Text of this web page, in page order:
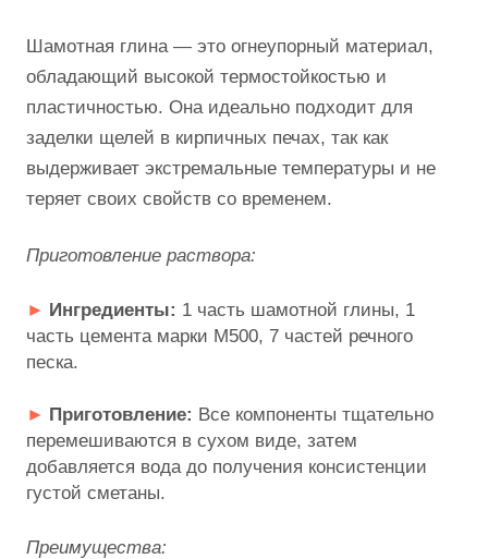
Шамотная глина — это огнеупорный материал,
обладающий высокой термостойкостью и
пластичностью. Она идеально подходит для
заделки щелей в кирпичных печах, так как
выдерживает экстремальные температуры и не
теряет своих свойств со временем.
Приготовление раствора:
Ингредиенты: 1 часть шамотной глины, 1
часть цемента марки М500, 7 частей речного
песка.
Приготовление: Все компоненты тщательно
перемешиваются в сухом виде, затем
добавляется вода до получения консистенции
густой сметаны.
Преимущества: